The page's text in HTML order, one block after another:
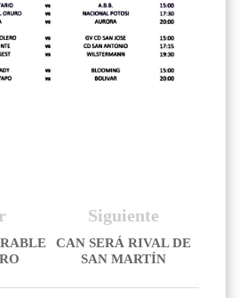
Siguiente
CAN SERÁ RIVAL DE
SAN MARTÍN